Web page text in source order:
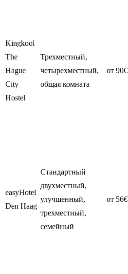
Kingkool
The
Hague
City
Hostel
Трехместный,
четырехместный,
общая комната
от 90€
easyHotel
Den Haag
Стандартный
двухместный,
улучшенный,
трехместный,
семейный
от 56€